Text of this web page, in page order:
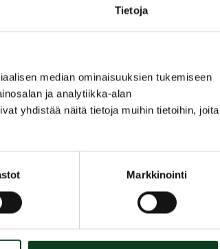
Tietoja
median ominaisuuksien tukemiseen
ja analytiikka-alan
yhdistää näitä tietoja muihin tietoihin, joita
Markkinointi